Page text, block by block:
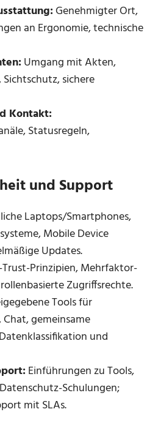
Genehmigter Ort,
an Ergonomie, technische
Umgang mit Akten,
sichere
Kontakt:
Statusregeln,
und Support
Laptops/Smartphones,
Mobile Device
Updates.
Prinzipien, Mehrfaktor-
Zugriffsrechte.
Tools für
gemeinsame
und
Einführungen zu Tools,
Schulungen;
mit SLAs.